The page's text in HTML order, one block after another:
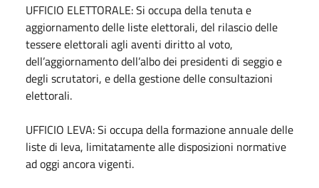
UFFICIO ELETTORALE: Si occupa della tenuta e
aggiornamento delle liste elettorali, del rilascio delle
tessere elettorali agli aventi diritto al voto,
dell’aggiornamento dell’albo dei presidenti di seggio e
degli scrutatori, e della gestione delle consultazioni
elettorali.
UFFICIO LEVA: Si occupa della formazione annuale delle
liste di leva, limitatamente alle disposizioni normative
ad oggi ancora vigenti.